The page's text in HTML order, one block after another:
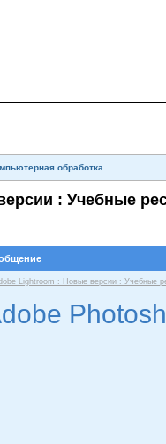
обработка
: Учебные
Lightroom : Новые версии : Учебные